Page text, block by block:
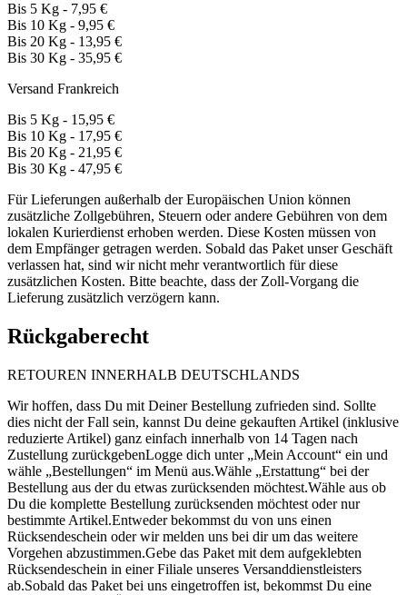
Bis 5 Kg - 7,95 €
Bis 10 Kg - 9,95 €
Bis 20 Kg - 13,95 €
Bis 30 Kg - 35,95 €
Versand Frankreich
Bis 5 Kg - 15,95 €
Bis 10 Kg - 17,95 €
Bis 20 Kg - 21,95 €
Bis 30 Kg - 47,95 €
Für Lieferungen außerhalb der Europäischen Union können
zusätzliche Zollgebühren, Steuern oder andere Gebühren von dem
lokalen Kurierdienst erhoben werden. Diese Kosten müssen von
dem Empfänger getragen werden. Sobald das Paket unser Geschäft
verlassen hat, sind wir nicht mehr verantwortlich für diese
zusätzlichen Kosten. Bitte beachte, dass der Zoll-Vorgang die
Lieferung zusätzlich verzögern kann.
Rückgaberecht
RETOUREN INNERHALB DEUTSCHLANDS
Wir hoffen, dass Du mit Deiner Bestellung zufrieden sind. Sollte
dies nicht der Fall sein, kannst Du deine gekauften Artikel (inklusive
reduzierte Artikel) ganz einfach innerhalb von 14 Tagen nach
Zustellung zurückgebenLogge dich unter „Mein Account“ ein und
wähle „Bestellungen“ im Menü aus.Wähle „Erstattung“ bei der
Bestellung aus der du etwas zurücksenden möchtest.Wähle aus ob
Du die komplette Bestellung zurücksenden möchtest oder nur
bestimmte Artikel.Entweder bekommst du von uns einen
Rücksendeschein oder wir melden uns bei dir um das weitere
Vorgehen abzustimmen.Gebe das Paket mit dem aufgeklebten
Rücksendeschein in einer Filiale unseres Versanddienstleisters
ab.Sobald das Paket bei uns eingetroffen ist, bekommst Du eine